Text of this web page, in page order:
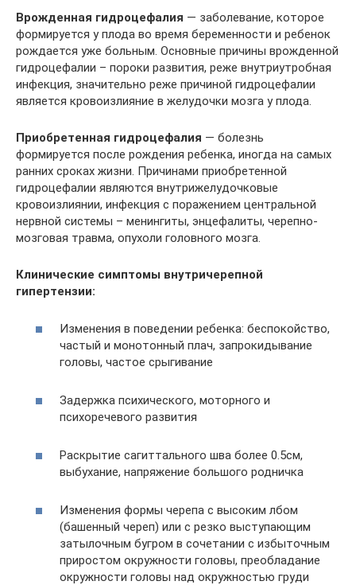
Врожденная гидроцефалия — заболевание, которое
формируется у плода во время беременности и ребенок
рождается уже больным. Основные причины врожденной
гидроцефалии – пороки развития, реже внутриутробная
инфекция, значительно реже причиной гидроцефалии
является кровоизлияние в желудочки мозга у плода.
Приобретенная гидроцефалия — болезнь
формируется после рождения ребенка, иногда на самых
ранних сроках жизни. Причинами приобретенной
гидроцефалии являются внутрижелудочковые
кровоизлиянии, инфекция с поражением центральной
нервной системы – менингиты, энцефалиты, черепно-
мозговая травма, опухоли головного мозга.
Клинические симптомы внутричерепной
гипертензии:
Изменения в поведении ребенка: беспокойство,
частый и монотонный плач, запрокидывание
головы, частое срыгивание
Задержка психического, моторного и
психоречевого развития
Раскрытие сагиттального шва более 0.5см,
выбухание, напряжение большого родничка
Изменения формы черепа с высоким лбом
(башенный череп) или с резко выступающим
затылочным бугром в сочетании с избыточным
приростом окружности головы, преобладание
окружности головы над окружностью груди